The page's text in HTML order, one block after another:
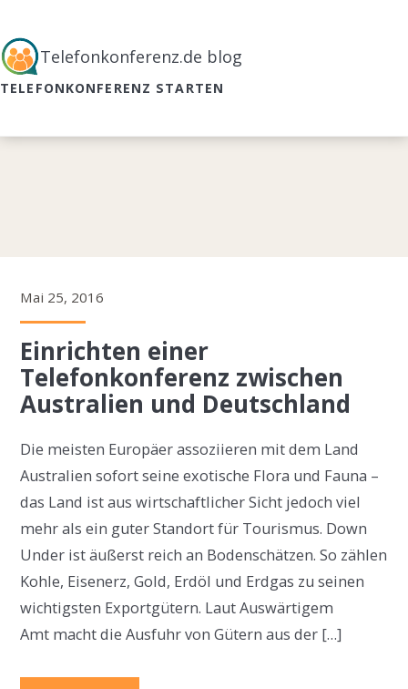
Telefonkonferenz.de blog
TELEFONKONFERENZ STARTEN
Mai 25, 2016
Einrichten einer
Telefonkonferenz zwischen
Australien und Deutschland
Die meisten Europäer assoziieren mit dem Land
Australien sofort seine exotische Flora und Fauna –
das Land ist aus wirtschaftlicher Sicht jedoch viel
mehr als ein guter Standort für Tourismus. Down
Under ist äußerst reich an Bodenschätzen. So zählen
Kohle, Eisenerz, Gold, Erdöl und Erdgas zu seinen
wichtigsten Exportgütern. Laut Auswärtigem
Amt macht die Ausfuhr von Gütern aus der […]